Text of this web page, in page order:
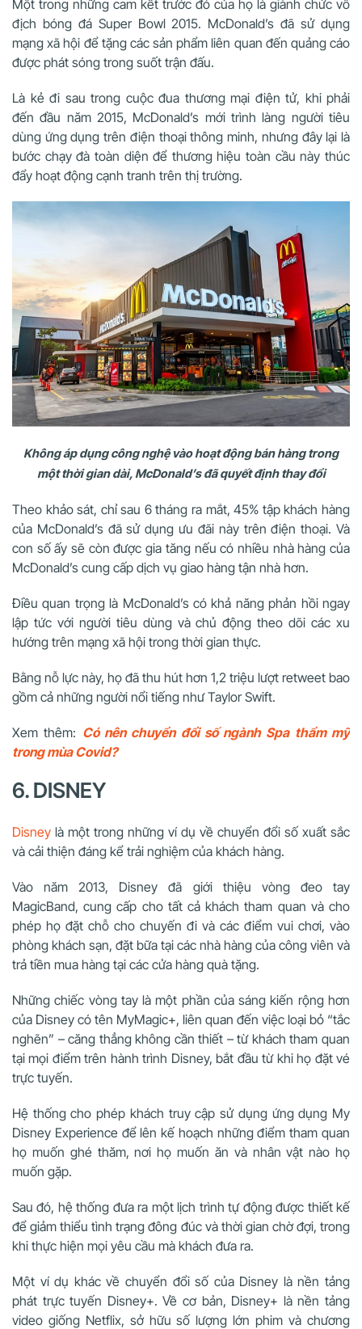
Một trong những cam kết trước đó của họ là giành chức vô
địch bóng đá Super Bowl 2015. McDonald’s đã sử dụng
mạng xã hội để tặng các sản phẩm liên quan đến quảng cáo
được phát sóng trong suốt trận đấu.
Là kẻ đi sau trong cuộc đua thương mại điện tử, khi phải
đến đầu năm 2015, McDonald’s mới trình làng người tiêu
dùng ứng dụng trên điện thoại thông minh, nhưng đây lại là
bước chạy đà toàn diện để thương hiệu toàn cầu này thúc
đẩy hoạt động cạnh tranh trên thị trường.
Không áp dụng công nghệ vào hoạt động bán hàng trong
một thời gian dài, McDonald’s đã quyết định thay đổi
Theo khảo sát, chỉ sau 6 tháng ra mắt, 45% tập khách hàng
của McDonald’s đã sử dụng ưu đãi này trên điện thoại. Và
con số ấy sẽ còn được gia tăng nếu có nhiều nhà hàng của
McDonald’s cung cấp dịch vụ giao hàng tận nhà hơn.
Điều quan trọng là McDonald’s có khả năng phản hồi ngay
lập tức với người tiêu dùng và chủ động theo dõi các xu
hướng trên mạng xã hội trong thời gian thực.
Bằng nỗ lực này, họ đã thu hút hơn 1,2 triệu lượt retweet bao
gồm cả những người nổi tiếng như Taylor Swift.
Xem thêm: Có nên chuyển đổi số ngành Spa thẩm mỹ
trong mùa Covid?
6. DISNEY
Disney là một trong những ví dụ về chuyển đổi số xuất sắc
và cải thiện đáng kể trải nghiệm của khách hàng.
Vào năm 2013, Disney đã giới thiệu vòng đeo tay
MagicBand, cung cấp cho tất cả khách tham quan và cho
phép họ đặt chỗ cho chuyến đi và các điểm vui chơi, vào
phòng khách sạn, đặt bữa tại các nhà hàng của công viên và
trả tiền mua hàng tại các cửa hàng quà tặng.
Những chiếc vòng tay là một phần của sáng kiến ​​rộng hơn
của Disney có tên MyMagic+, liên quan đến việc loại bỏ “tắc
nghẽn” – căng thẳng không cần thiết – từ khách tham quan
tại mọi điểm trên hành trình Disney, bắt đầu từ khi họ đặt vé
trực tuyến.
Hệ thống cho phép khách truy cập sử dụng ứng dụng My
Disney Experience để lên kế hoạch những điểm tham quan
họ muốn ghé thăm, nơi họ muốn ăn và nhân vật nào họ
muốn gặp.
Sau đó, hệ thống đưa ra một lịch trình tự động được thiết kế
để giảm thiểu tình trạng đông đúc và thời gian chờ đợi, trong
khi thực hiện mọi yêu cầu mà khách đưa ra.
Một ví dụ khác về chuyển đổi số của Disney là nền tảng
phát trực tuyến Disney+. Về cơ bản, Disney+ là nền tảng
video giống Netflix, sở hữu số lượng lớn phim và chương